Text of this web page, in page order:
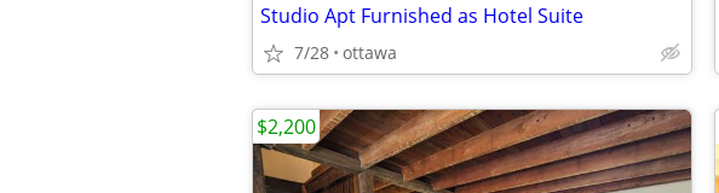
Studio Apt Furnished as Hotel Suite
7/28 ottawa
$2,200